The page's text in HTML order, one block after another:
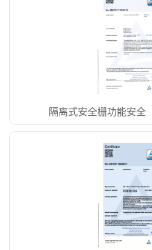
隔离式安全栅功能安全